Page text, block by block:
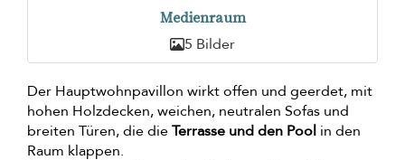
Medienraum
5 Bilder
Der Hauptwohnpavillon wirkt offen und geerdet, mit
hohen Holzdecken, weichen, neutralen Sofas und
breiten Türen, die dieTerrasse und den Pool in den
Raum klappen.